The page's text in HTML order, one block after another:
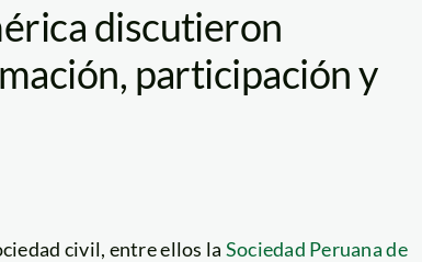
discutieron
participación y
civil, entre ellos la Sociedad Peruana de